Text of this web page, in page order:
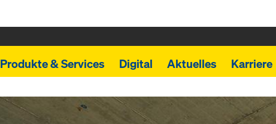
Produkte & Services Digital Aktuelles Karriere